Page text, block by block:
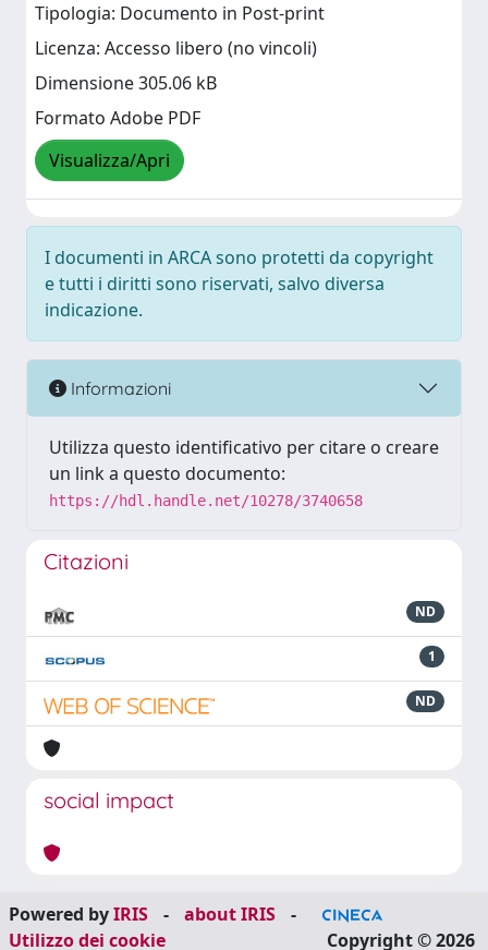
Tipologia: Documento in Post-print
Licenza: Accesso libero (no vincoli)
Dimensione 305.06 kB
Formato Adobe PDF
Visualizza/Apri
I documenti in ARCA sono protetti da copyright
e tutti i diritti sono riservati, salvo diversa
indicazione.
Informazioni
Utilizza questo identificativo per citare o creare
un link a questo documento:
https://hdl.handle.net/10278/3740658
Citazioni
ND
1
ND
social impact
Powered byIRIS - about IRIS
-
Utilizzo dei cookie
Copyright © 2026